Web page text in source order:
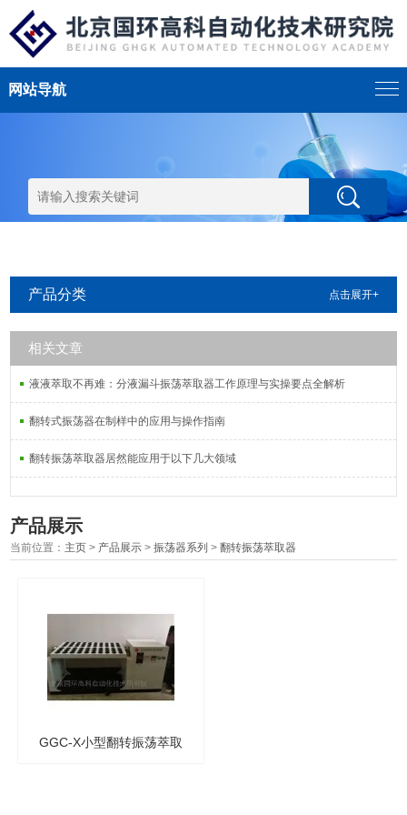
网站导航
产品分类 点击展开+
相关文章
液液萃取不再难：分液漏斗振荡萃取器工作原理与实操要点全解析
翻转式振荡器在制样中的应用与操作指南
翻转振荡萃取器居然能应用于以下几大领域
产品展示
当前位置： 主页 > 产品展示 >振荡器系列 >翻转振荡萃取器
GGC-X小型翻转振荡萃取